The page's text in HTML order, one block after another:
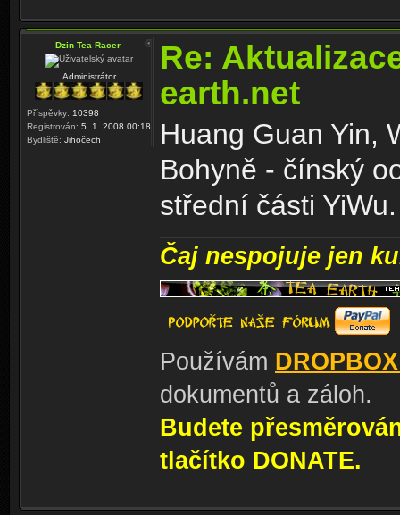
Dzin Tea Racer
Administrátor
Příspěvky: 10398
Registrován: 5. 1. 2008 00:18
Bydliště: Jihočech
Re:
earth.net
Huang Guan Yin,
Bohyně - čínský
střední části YiWu.
Čaj nespojuje jen
Používám
dokumentů a záloh.
Budete
tlačítko DONATE.